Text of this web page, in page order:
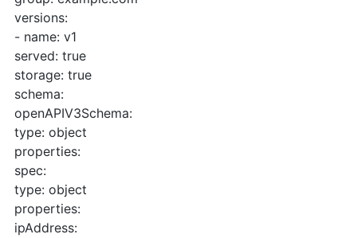
versions:
- name: v1
served: true
storage: true
schema:
openAPIV3Schema:
type: object
properties:
spec:
type: object
properties:
ipAddress: